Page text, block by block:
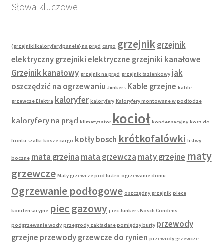
Słowa kluczowe
(grzejniki|kaloryfery|panele} na prąd cargo grzejnik grzejnik
elektryczny grzejniki elektryczne grzejniki kanałowe
Grzejnik kanałowy grzejnik na prąd grzejnik łazienkowy jak
oszczędzić na ogrzewaniu Junkers Kable grzejne kable
grzewcze Elektra kaloryfer kaloryfery Kaloryfery montowane w podłodze
kaloryfery na prąd klimatyzator kocioł kondensacyjny kosz do
frontu szafki kosze cargo kotły bosch krótkofalówki listwy
boczne mata grzejna mata grzewcza maty grzejne maty
grzewcze Maty grzewcze pod lustro ogrzewanie domu
Ogrzewanie podłogowe oszczędny grzejnik piece
kondensacyjne piec gazowy piec Junkers Bosch Condens
podgrzewanie wody przegrody zakładane pomiędzy burty przewody
grzejne przewody grzewcze do rynien przewody grzewcze